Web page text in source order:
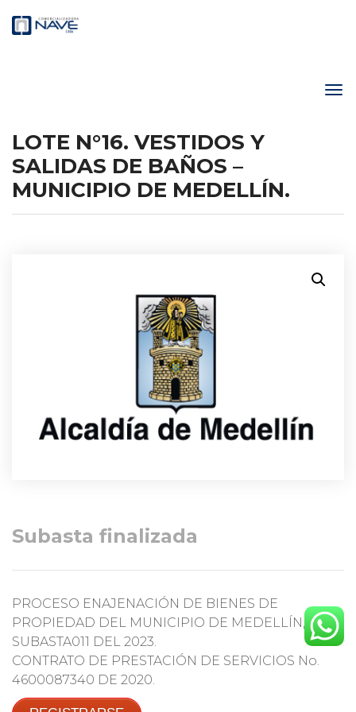
LOTE N°16. VESTIDOS Y
SALIDAS DE BAÑOS –
MUNICIPIO DE MEDELLÍN.
Subasta finalizada
PROCESO ENAJENACIÓN DE BIENES DE
PROPIEDAD DEL MUNICIPIO DE MEDELLÍN,
SUBASTA011 DEL 2023.
CONTRATO DE PRESTACIÓN DE SERVICIOS No.
4600087340 DE 2020.